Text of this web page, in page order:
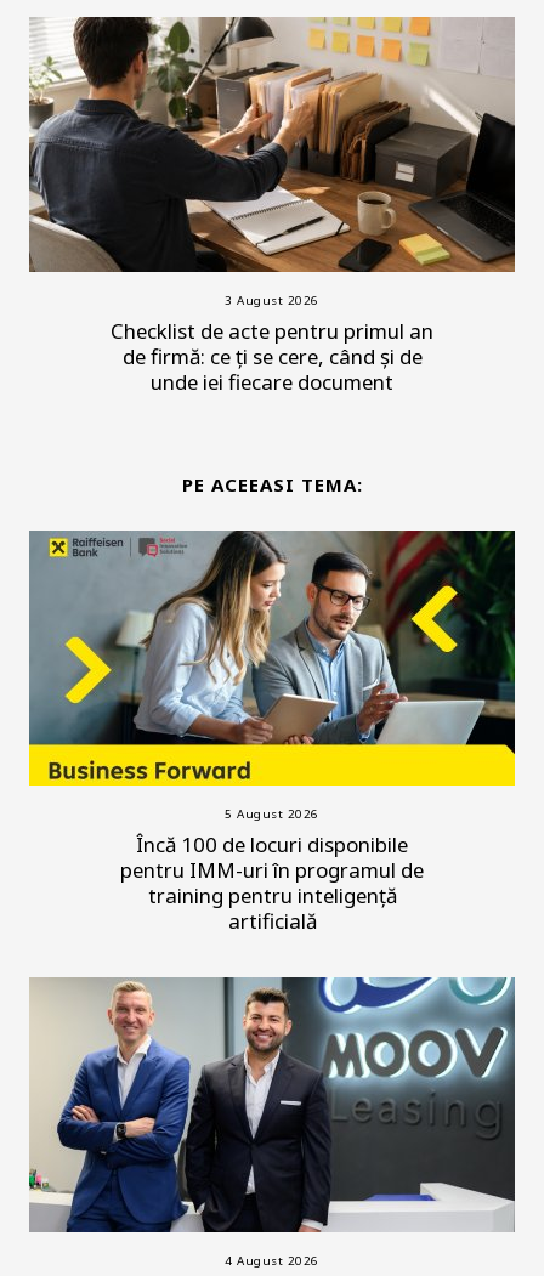
3 August 2026
Checklist de acte pentru primul an
de firmă: ce ți se cere, când și de
unde iei fiecare document
PE ACEEASI TEMA:
5 August 2026
Încă 100 de locuri disponibile
pentru IMM-uri în programul de
training pentru inteligență
artificială
4 August 2026